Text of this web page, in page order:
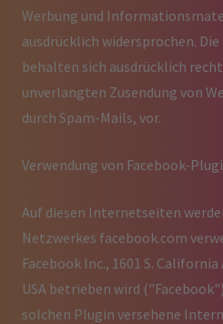
Werbung und
ausdrücklich widersprochen.
behalten sich ausdrücklich
unverlangten Zusendung von
durch Spam-Mails, vor.
Verwendung von Facebook-
Auf diesen Internetseiten
Netzwerkes facebook.com
Facebook Inc., 1601 S.
USA betrieben wird
solchen Plugin versehene